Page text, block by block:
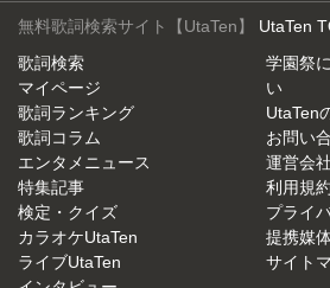
無料歌詞検索サイト【UtaTen】 UtaTen
歌詞検索
マイページ
歌詞ランキング
歌詞コラム
エンタメニュース
特集記事
検定・クイズ
カラオケUtaTen
ライブUtaTen
学園祭
い
UtaTen
お問い
運営会社
利用規約
プライ
提携媒
サイト